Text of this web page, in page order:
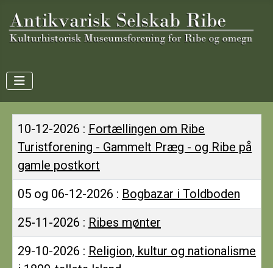
Titel
10-12-2026 : Fortællingen om Ribe
Turistforening - Gammelt Præg - og Ribe på
gamle postkort
05 og 06-12-2026 : Bogbazar i Toldboden
25-11-2026 : Ribes mønter
29-10-2026 : Religion, kultur og nationalisme